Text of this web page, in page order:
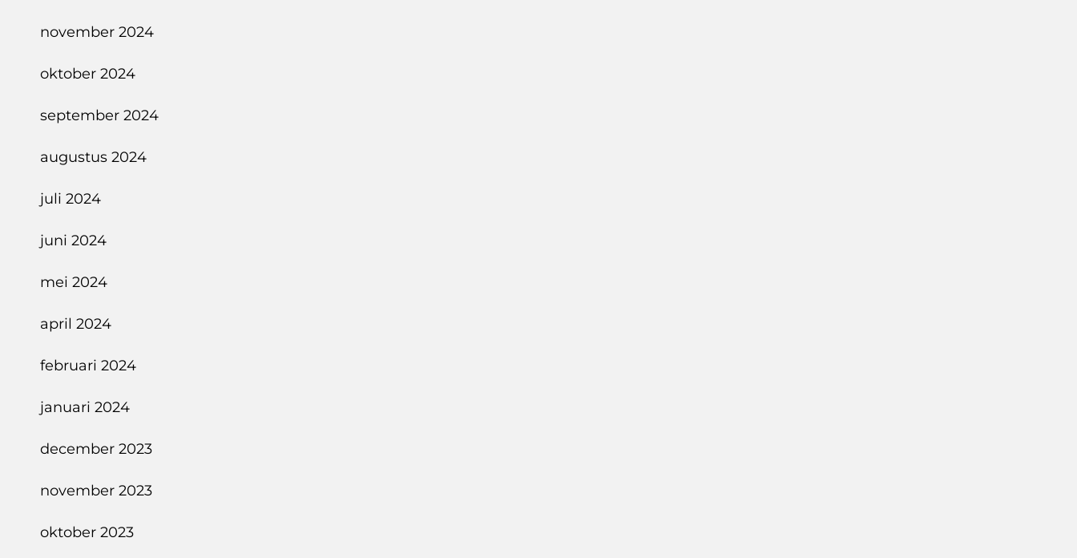
november 2024
oktober 2024
september 2024
augustus 2024
juli 2024
juni 2024
mei 2024
april 2024
februari 2024
januari 2024
december 2023
november 2023
oktober 2023